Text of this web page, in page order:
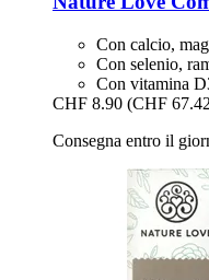
Con calcio,
Con selenio,
Con vitamina
CHF 8.90 (CHF
Consegna entro il